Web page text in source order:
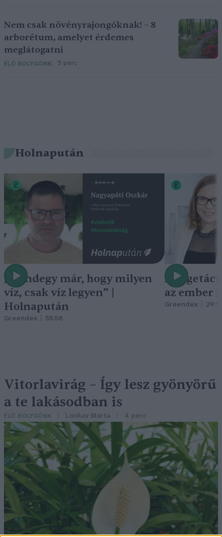
Nem csak növényrajongóknak! – 8
arborétum, amelyet érdemes
meglátogatni
ÉLŐ BOLYGÓNK 5 perc
Holnapután
„Mindegy már, hogy milyen
víz, csak víz legyen” |
Holnapután
Greendex 55:58
A
az ember
Greendex
Vitorlavirág – Így lesz gyönyörű
a te lakásodban is
ÉLŐ BOLYGÓNK Lonkay Márta 4 perc